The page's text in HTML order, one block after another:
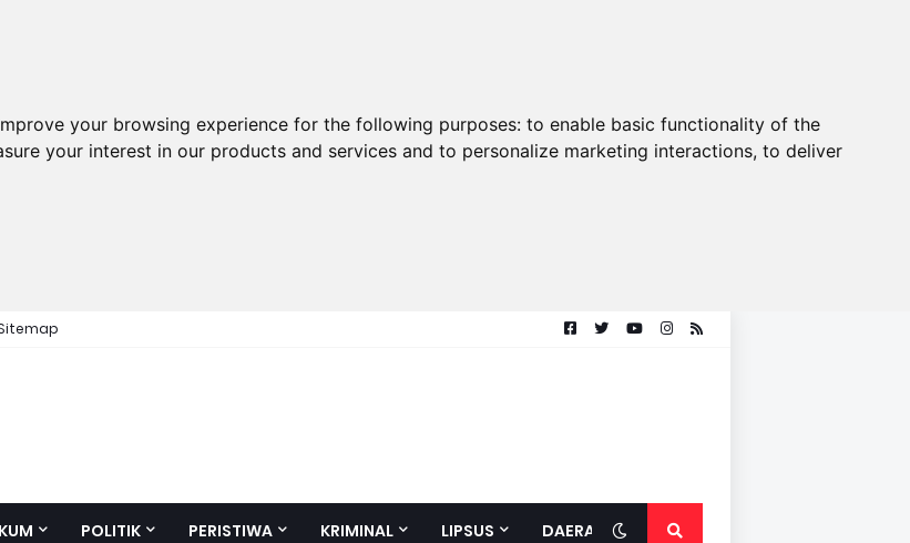
your browsing experience for the following purposes: to enable basic functionality of the
your interest in our products and services and to personalize marketing interactions, to deliver
POLITIK PERISTIWA KRIMINAL LIPSUS DAERAH